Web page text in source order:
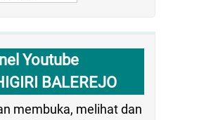
Youtube
BALEREJO
membuka, melihat dan